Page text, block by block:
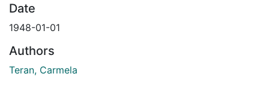
Date
1948-01-01
Authors
Teran, Carmela